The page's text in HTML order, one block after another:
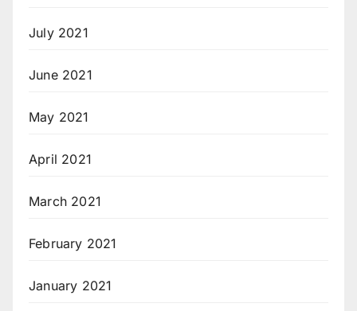
July 2021
June 2021
May 2021
April 2021
March 2021
February 2021
January 2021